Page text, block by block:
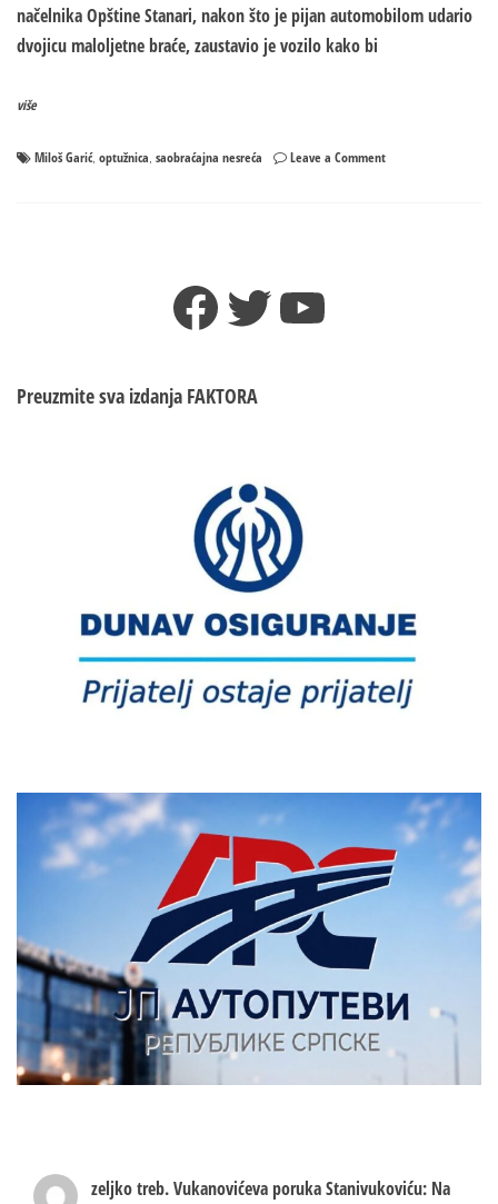
načelnika Opštine Stanari, nakon što je pijan automobilom udario
dvojicu maloljetne braće, zaustavio je vozilo kako bi
više
Miloš Garić, optužnica, saobraćajna nesreća Leave a Commenton
Facebook
TwitterYouTube
Preuzmite sva izdanja FAKTORA
zeljko treb.Vukanovićeva poruka Stanivukoviću: Na